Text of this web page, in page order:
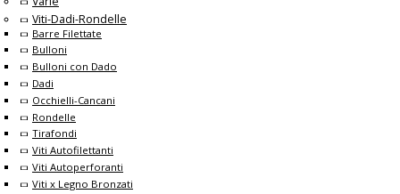
Viti-Dadi-Rondelle
Barre Filettate
Bulloni
Bulloni con Dado
Dadi
Occhielli-Cancani
Rondelle
Tirafondi
Viti Autofilettanti
Viti Autoperforanti
Viti x Legno Bronzati